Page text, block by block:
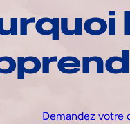
Demandez votre